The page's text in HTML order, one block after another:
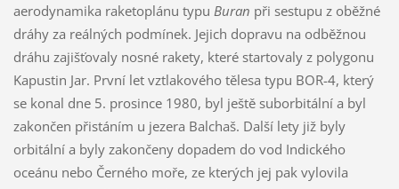
aerodynamika raketoplánu typu Buran při sestupu z oběžné
dráhy za reálných podmínek. Jejich dopravu na odběžnou
dráhu zajišťovaly nosné rakety, které startovaly z polygonu
Kapustin Jar. První let vztlakového tělesa typu BOR-4, který
se konal dne 5. prosince 1980, byl ještě suborbitální a byl
zakončen přistáním u jezera Balchaš. Další lety již byly
orbitální a byly zakončeny dopadem do vod Indického
oceánu nebo Černého moře, ze kterých jej pak vylovila